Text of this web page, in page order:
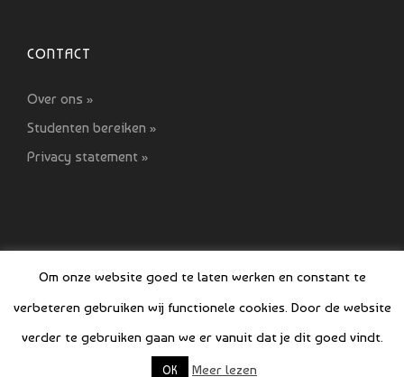
CONTACT
Over ons »
Studenten bereiken »
Privacy statement »
© COPYRIGHT SI GIDS 2021-2022
Om onze website goed te laten werken en constant te
verbeteren gebruiken wij functionele cookies. Door de website
verder te gebruiken gaan we er vanuit dat je dit goed vindt.
OK Meer lezen